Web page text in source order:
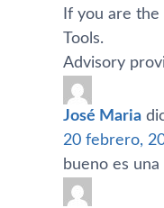
If you are
Tools.
Advisory
José Maria
20 febrero,
bueno es